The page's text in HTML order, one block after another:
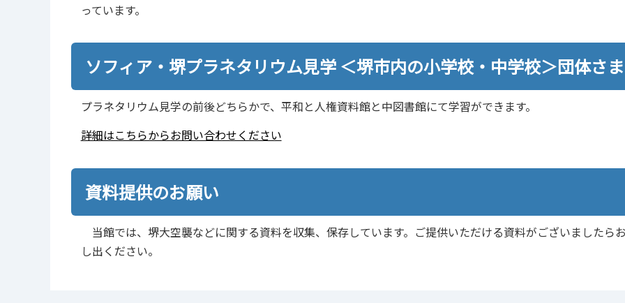
っています。
ソフィア・堺プラネタリウム見学 ＜堺市内の小学校・中学校＞団体さ
プラネタリウム見学の前後どちらかで、平和と人権資料館と中図書館にて学習ができます。
詳細はこちらからお問い合わせください
資料提供のお願い
当館では、堺大空襲などに関する資料を収集、保存しています。ご提供いただける資料がございましたら
し出ください。